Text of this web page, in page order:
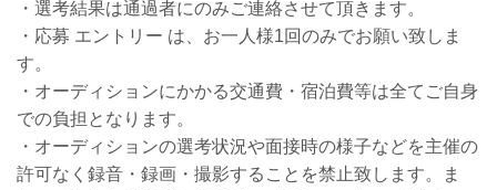
・選考結果は通過者にのみご連絡させて頂きます。
・応募 エントリー は、お一人様1回のみでお願い致しま
す。
・オーディションにかかる交通費・宿泊費等は全てご自身
での負担となります。
・オーディションの選考状況や面接時の様子などを主催の
許可なく録音・録画・撮影することを禁止致します。ま